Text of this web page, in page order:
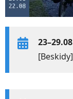
23–29.08
[Beskidy]